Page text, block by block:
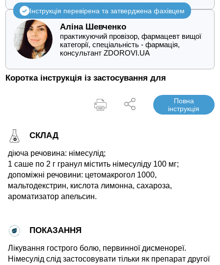
Інструкція перевірена та затверджена фахівцем
Аліна Шевченко
практикуючий провізор, фармацевт вищої
категорії, спеціальність - фармація,
консультант ZDOROVI.UA
Коротка інструкція із застосування для
Повна
інструкція
СКЛАД
діюча речовина: німесулід;
1 саше по 2 г гранул містить німесуліду 100 мг;
допоміжні речовини: цетомакрогол 1000,
мальтодекстрин, кислота лимонна, сахароза,
ароматизатор апельсин.
ПОКАЗАННЯ
Лікування гострого болю, первинної дисменореї.
Німесулід слід застосовувати тільки як препарат другої